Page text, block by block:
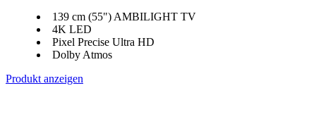
139 cm (55") AMBILIGHT TV
4K LED
Pixel Precise Ultra HD
Dolby Atmos
Produkt anzeigen